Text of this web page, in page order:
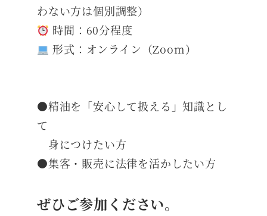
わない方は個別調整）
時間：60分程度
形式：オンライン（Zoom）
●精油を「安心して扱える」知識とし
て
身につけたい方
●集客・販売に法律を活かしたい方
ぜひご参加ください。